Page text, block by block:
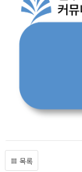
목록